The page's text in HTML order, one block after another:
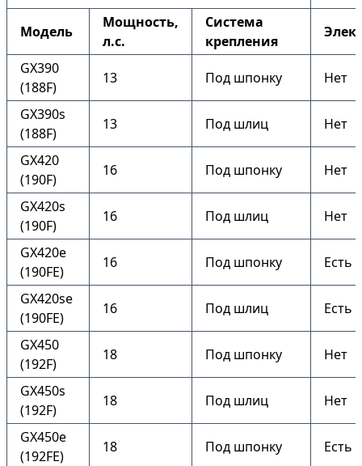
Модель
Мощность,
л.с.
Система
крепления
GX390
(188F)
13 Под шпонку Нет
GX390s
(188F)
13 Под шлиц Нет
GX420
(190F)
16 Под шпонку Нет
GX420s
(190F)
16 Под шлиц Нет
GX420e
(190FE)
16 Под шпонку Есть
GX420se
(190FE)
16 Под шлиц Есть
GX450
(192F)
18 Под шпонку Нет
GX450s
(192F)
18 Под шлиц Нет
GX450e
(192FE)
18 Под шпонку Есть